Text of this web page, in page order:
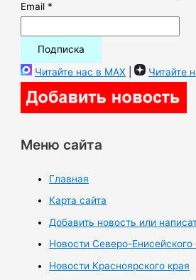
Email *
Читайте нас в MAX | Читайте
Меню сайта
Главная
Карта сайта
Добавить новость или
Новости Северо-Енисейского
Новости Красноярского края